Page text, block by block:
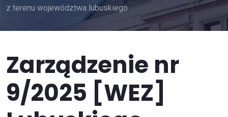
z terenu województwa lubuskiego
Zarządzenie nr
9/2025 [WEZ]